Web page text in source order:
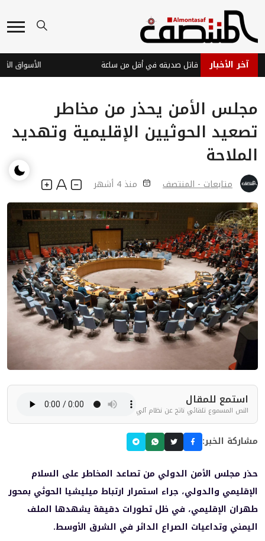
آخر الأخبار
عدن تضبط قاتل صديقه في أقل من ساعة
مجلس الأمن يحذر من مخاطر
تصعيد الحوثيين الإقليمية وتهديد
الملاحة
متابعات - المنتصف منذ 4 أشهر
استمع للمقال
النص المسموع تلقائي ناتج عن نظام آلي
مشاركة الخبر:
حذر مجلس الأمن الدولي من تصاعد المخاطر على السلام
الإقليمي والدولي، جراء استمرار ارتباط ميليشيا الحوثي بمحور
طهران الإقليمي، في ظل تطورات دقيقة يشهدها الملف
اليمني وتداعيات الصراع الدائر في الشرق الأوسط.